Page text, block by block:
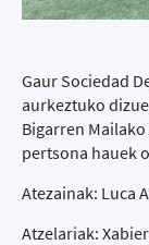
Gaur Sociedad
aurkeztuko
Bigarren
pertsona hauek
Atezainak: Luca
Atzelariak: